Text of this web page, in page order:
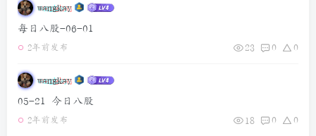
wangkay
每日八股-06-01
2年前发布 23 0 0
wangkay
05-21 今日八股
2年前发布 18 0 0